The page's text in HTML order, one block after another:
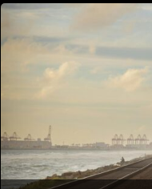
リ
ッ